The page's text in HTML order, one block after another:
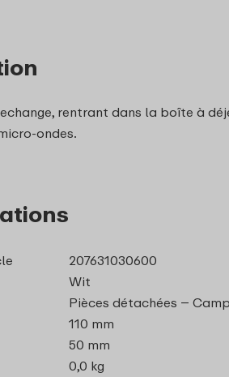
rentrant dans la boîte à
ondes.
207631030600
Wit
Pièces détachées –
110 mm
50 mm
0,0 kg